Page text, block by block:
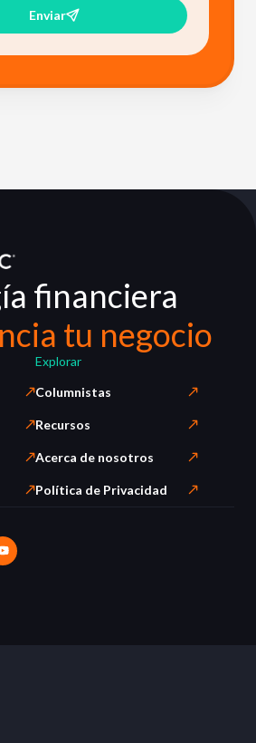
Enviar
financiera
tu negocio
Explorar
Columnistas
Recursos
Acerca de nosotros
Política de Privacidad